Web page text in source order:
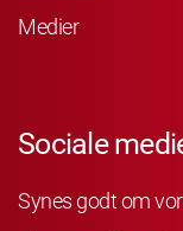
Medier
Sociale
Synes godt om